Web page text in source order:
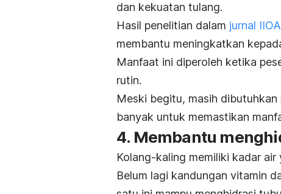
dan kekuatan tulang.
Hasil penelitian dalam jurnal
membantu meningkatkan
Manfaat ini diperoleh ketika
rutin.
Meski begitu, masih
banyak untuk memastikan
4. Membantu
Kolang-kaling memiliki kadar
Belum lagi kandungan vitamin